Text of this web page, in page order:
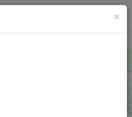
×
をお楽しみいただけます。